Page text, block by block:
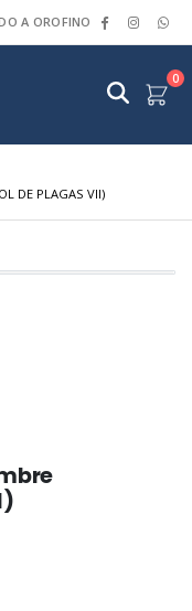
A OROFINO
0
DE PLAGAS VII)